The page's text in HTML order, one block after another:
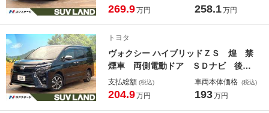
ス コーナーセンサー スマートキ
ミ オートハイビーム
269.9万円 258.1万円
トヨタ
ヴォクシー ハイブリッドＺＳ 煌 禁
煙車 両側電動ドア ＳＤナビ 後席
モニター バックカメラ 衝突被害軽
減システム ドラレコ スマートキ
支払総額 (税込)
204.9万円
車両本体価格 (税込)
193万円